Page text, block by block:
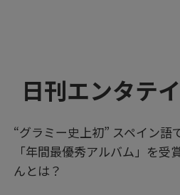
日刊エンタテ
“グラミー史上初” スペイン語
「年間最優秀アルバム」を受
んとは？